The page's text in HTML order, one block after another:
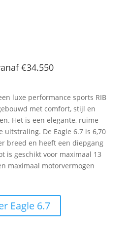
€34.550
luxe performance sports RIB
met comfort, stijl en
Het is een elegante, ruime
uitstraling. De Eagle 6.7 is 6,70
breed en heeft een diepgang
is geschikt voor maximaal 13
maximaal motorvermogen
Eagle 6.7